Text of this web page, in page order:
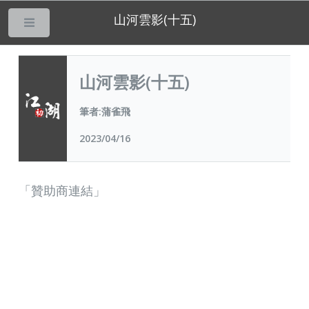
山河雲影(十五)
山河雲影(十五)
筆者:蒲雀飛
2023/04/16
「贊助商連結」